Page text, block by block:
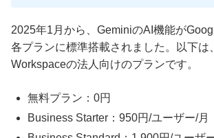
2025年1月から、GeminiのAI機能が
各プランに標準搭載されました。以下は
Workspaceの法人向けのプランです。
無料プラン：0円
Business Starter：950円/ユーザー/月